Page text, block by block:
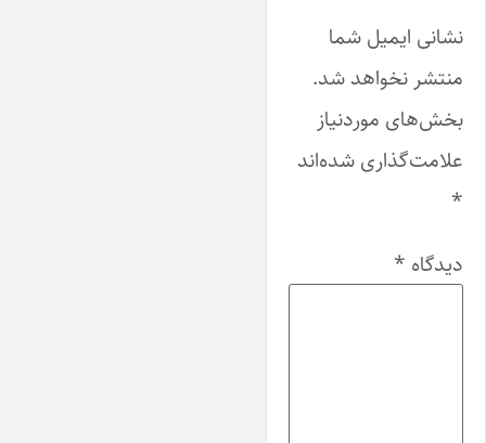
نشانی ایمیل شما
منتشر نخواهد شد.
بخش‌های موردنیاز
علامت‌گذاری شده‌اند
دیدگاه*